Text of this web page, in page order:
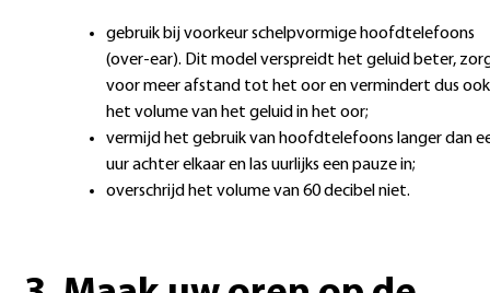
gebruik bij voorkeur schelpvormige hoofdtelefoons
(over-ear). Dit model verspreidt het geluid beter,
voor meer afstand tot het oor en vermindert dus ook
het volume van het geluid in het oor;
vermijd het gebruik van hoofdtelefoons langer dan
uur achter elkaar en las uurlijks een pauze in;
overschrijd het volume van 60 decibel niet.